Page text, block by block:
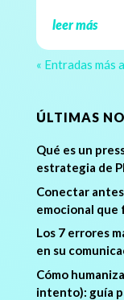
leer más
« Entradas más
ÚLTIMAS
Qué es un
estrategia de
Conectar
emocional que
Los 7 errores
en su
Cómo
intento): guía